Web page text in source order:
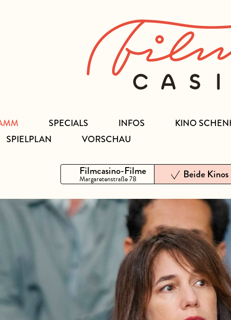
SPIELPLAN VORSCHAU
SPECIALS INFOS KINO
Filmcasino-Filme
Margaretenstraße 78 Beide Kinos